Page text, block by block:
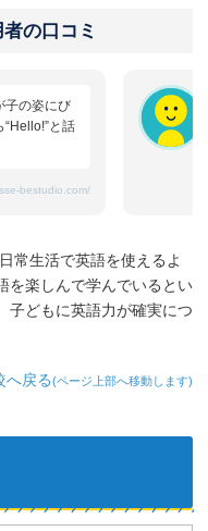
の口コミ
子の姿にび
と話
bestudio.com/
常生活で英語を使えるよ
を楽しんで学んでいるとい
子どもに英語力が確実につ
へ戻る(ページ上部へ移動します)